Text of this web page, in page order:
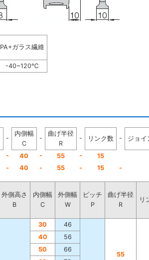
PA+ガラス繊維
-40~120℃
-
内側幅
C
-
曲げ半径
R
- リンク数 - ジョイ
- 40 - 55 -
15
- 40 - 55 - 15 -
外側高さ
B
内側幅
C
外側幅
W
ピッチ
P
曲げ半径
R
リ
30 46
55
40
56
50
66